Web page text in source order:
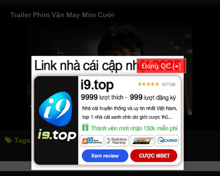
Trailer Phim Vận May Mỉm Cười
Tags: vận may mỉm cười when fortune smiles
Đóng QC [×]